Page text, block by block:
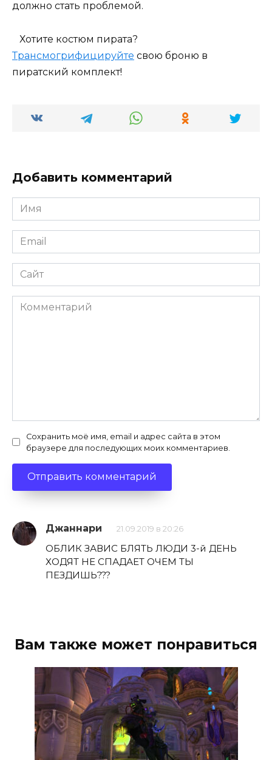
должно стать проблемой.
Хотите костюм пирата?
Трансмогрифицируйте свою броню в
пиратский комплект!
Добавить комментарий
Имя
*
Email
*
Сайт
Комментарий
Сохранить моё имя, email и адрес сайта в этом
браузере для последующих моих комментариев.
Джаннари 21.09.2019 в 20:26
ОБЛИК ЗАВИС БЛЯТЬ ЛЮДИ 3-й ДЕНЬ
ХОДЯТ НЕ СПАДАЕТ ОЧЕМ ТЫ
ПЕЗДИШЬ???
Вам также может понравиться